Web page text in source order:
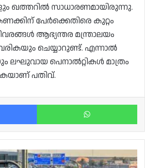
ഖത്തറിൽ സാധാരണമായിരുന്നു.
പേർക്കെതിരെ കുറ്റം
ആഭ്യന്തര മന്ത്രാലയം
ചെയ്യാറുണ്ട്. എന്നാൽ
ലഘുവായ പെനാൽറ്റികൾ മാത്രം
പതിവ്.
Facebook